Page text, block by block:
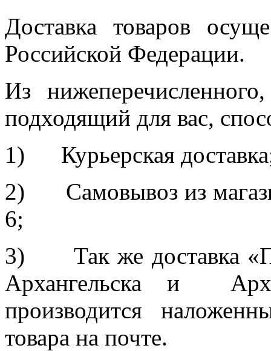
Доставка товаров
Российской Федерации.
Из
подходящий для вас,
1) Курьерская
2) Самовывоз из
6;
3) Так же доставка
Архангельска и
производится
товара на почте.